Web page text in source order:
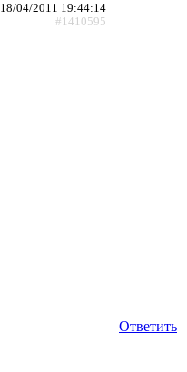
18/04/2011 19:44:14
#1410595
Ответить